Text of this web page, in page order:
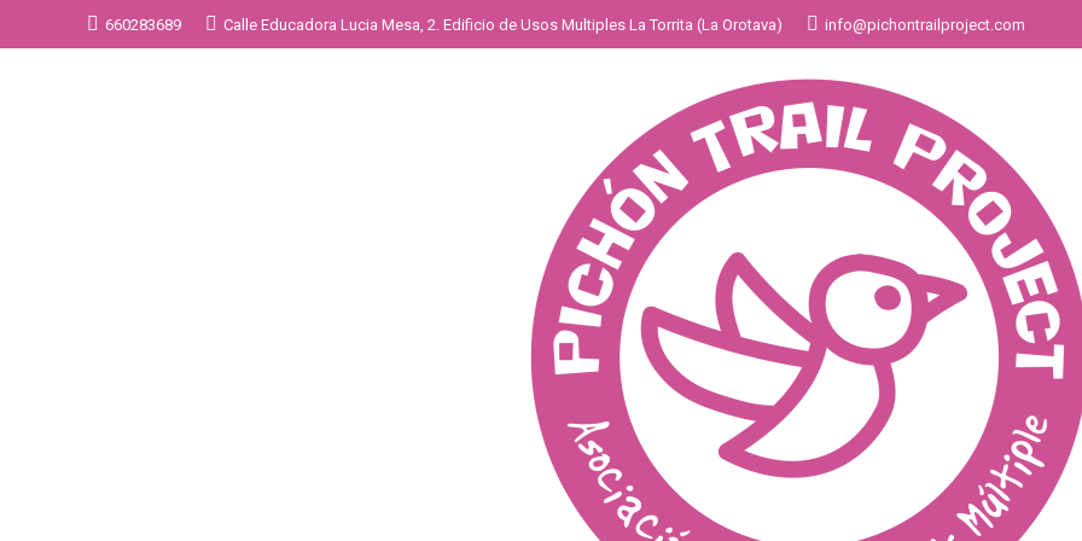
660283689 Calle Educadora Lucia Mesa, 2. Edificio de Usos Multiples La Torrita (La Orotava) info@pichontrailproject.com